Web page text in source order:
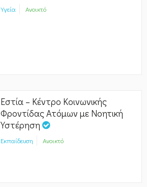
Υγεία Ανοικτό
Εστία – Κέντρο Κοινωνικής
Φροντίδας Ατόμων με Νοητική
Υστέρηση
Εκπαίδευση Ανοικτό